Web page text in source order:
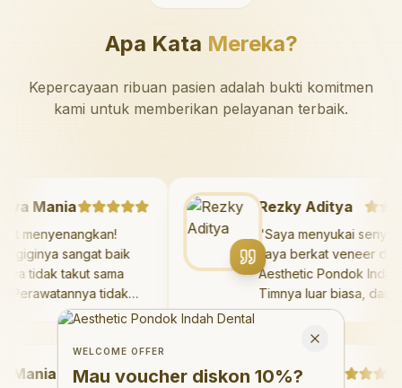
Apa Kata Mereka?
Kepercayaan ribuan pasien adalah bukti komitmen
kami untuk memberikan pelayanan terbaik.
Mania
menyenangkan!
giginya sangat baik
saya tidak takut sama
Perawatannya tidak
dan saya bisa bermain
suka pergi ke dokter
sekarang!"
Rezky Aditya
"Saya menyukai
saya berkat veneer
Aesthetic Pondok
Timnya luar biasa,
hasilnya melebihi
saya. Saya
hari.
Welcome Offer
Mau voucher diskon <strong>10%</strong>?
WELCOME OFFER
Mau voucher diskon 10%?
Close